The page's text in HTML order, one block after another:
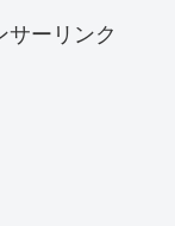
サーリンク